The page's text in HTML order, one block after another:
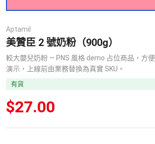
Aptamil
美贊臣 2 號奶粉（900g）
較大嬰兒奶粉 — PNS 風格 demo 占位商品，方
演示，上線前由業務替換為真實 SKU。
有貨
$27.00